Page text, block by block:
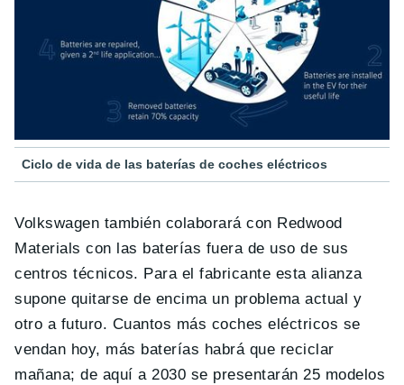
Ciclo de vida de las baterías de coches eléctricos
Volkswagen también colaborará con Redwood
Materials con las baterías fuera de uso de sus
centros técnicos. Para el fabricante esta alianza
supone quitarse de encima un problema actual y
otro a futuro. Cuantos más coches eléctricos se
vendan hoy, más baterías habrá que reciclar
mañana; de aquí a 2030 se presentarán 25 modelos